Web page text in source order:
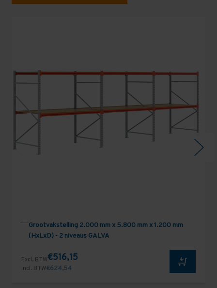
Grootvakstelling 2.000 mm x 5.800 mm x 1.200 mm
(HxLxD) - 2 niveaus GALVA
Excl. BTW€516,15
Incl. BTW€624,54